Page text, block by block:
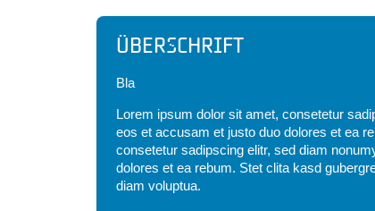
Überschrift
Bla
Lorem ipsum dolor sit amet, consetetur
eos et accusam et justo duo dolores et ea
consetetur sadipscing elitr, sed diam
dolores et ea rebum. Stet clita kasd
diam voluptua.